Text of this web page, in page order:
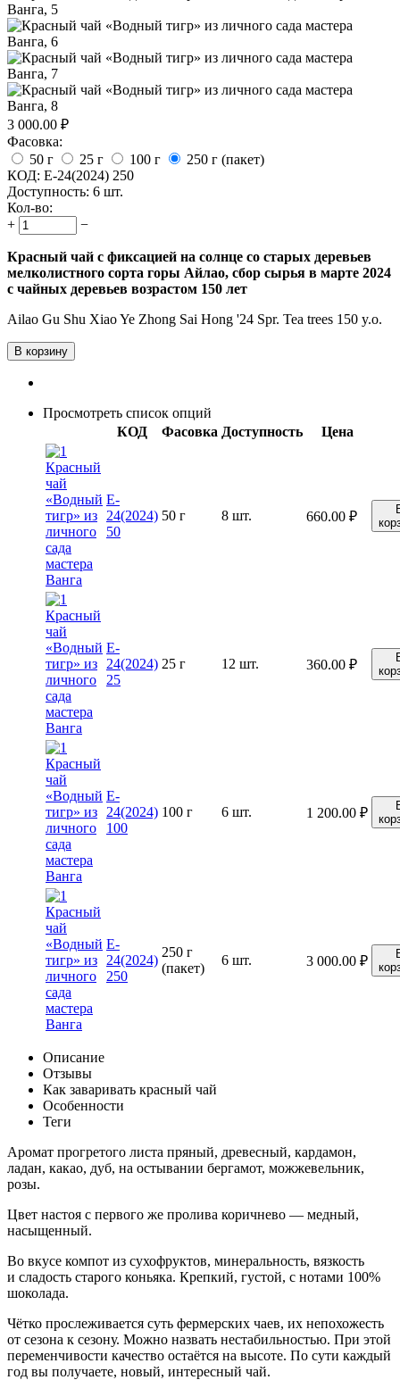
3 000.00 ₽
Фасовка:
50 г
25 г 100 г
250 г (пакет)
КОД: E-24(2024) 250
Доступность: 6 шт.
Кол-во:
+
−
Красный чай с фиксацией на солнце со старых деревьев
мелколистного сорта горы Айлао, сбор сырья в марте 2024
с чайных деревьев возрастом 150 лет
Ailao Gu Shu Xiao Ye Zhong Sai Hong '24 Spr. Tea trees 150 y.o.
В корзину
Просмотреть список опций
КОД
Фасовка Доступность Цена
E-
24(2024)
50
50 г 8 шт. 660.00 ₽
E-
24(2024)
25
25 г 12 шт. 360.00 ₽
E-
24(2024)
100
100 г 6 шт. 1 200.00 ₽
E-
24(2024)
250
250 г
(пакет)
6 шт. 3 000.00 ₽
Описание
Отзывы
Как заваривать красный чай
Особенности
Теги
Аромат прогретого листа пряный, древесный, кардамон,
ладан, какао, дуб, на остывании бергамот, можжевельник,
розы.
Цвет настоя с первого же пролива коричнево — медный,
насыщенный.
Во вкусе компот из сухофруктов, минеральность, вязкость
и сладость старого коньяка. Крепкий, густой, с нотами 100%
шоколада.
Чётко прослеживается суть фермерских чаев, их непохожесть
от сезона к сезону. Можно назвать нестабильностью. При этой
переменчивости качество остаётся на высоте. По сути каждый
год вы получаете, новый, интересный чай.